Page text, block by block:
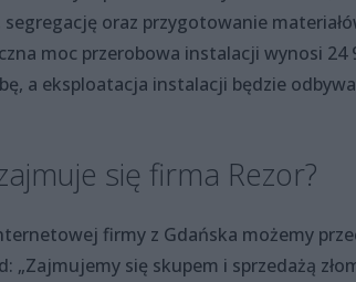
segregację oraz przygotowanie
moc przerobowa instalacji wynosi
a eksploatacja instalacji będzie
się firma Rezor?
firmy z Gdańska możemy
„Zajmujemy się skupem i sprzedażą